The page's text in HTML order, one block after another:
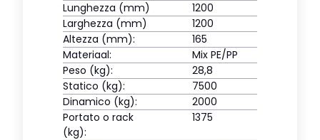
Lunghezza (mm)
1200
Larghezza (mm)
1200
Altezza (mm):
165
Materiaal:
Mix PE/PP
Peso (kg):
28,8
Statico (kg):
7500
Dinamico (kg):
2000
Portato o rack
(kg):
1375